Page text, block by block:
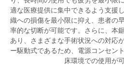
適な医療提供に集中できるよう支援
織への損傷を最小限に抑え、患者の
率的な切断が可能です。さらに、本
あり、さまざまな手術状況への対応
ー駆動式であるため、電源コンセン
床環境での使用が